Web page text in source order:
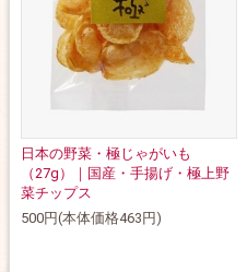
日本の野菜・極じゃがいも
（27g）｜国産・手揚げ・極上野
菜チップス
500円(本体価格463円)